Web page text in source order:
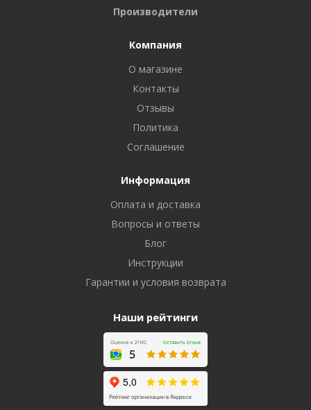
Производители
Компания
О магазине
Контакты
Отзывы
Политика
Соглашение
Информация
Оплата и доставка
Вопросы и ответы
Блог
Инструкции
Гарантии и условия возврата
Наши рейтинги